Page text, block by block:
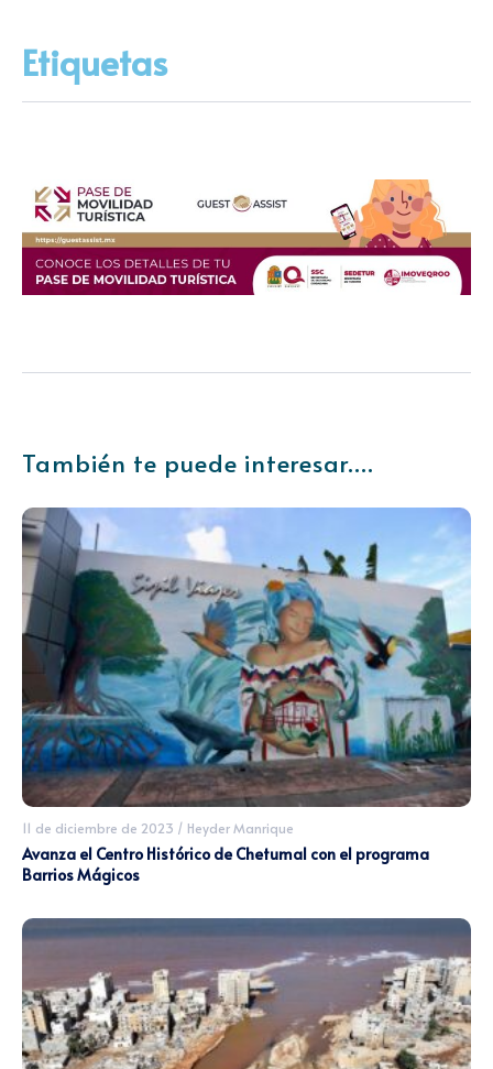
Etiquetas
También te puede interesar....
11 de diciembre de 2023 / Heyder Manrique
Avanza el Centro Histórico de Chetumal con el programa
Barrios Mágicos